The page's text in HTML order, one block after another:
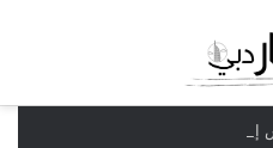
مليار دولار